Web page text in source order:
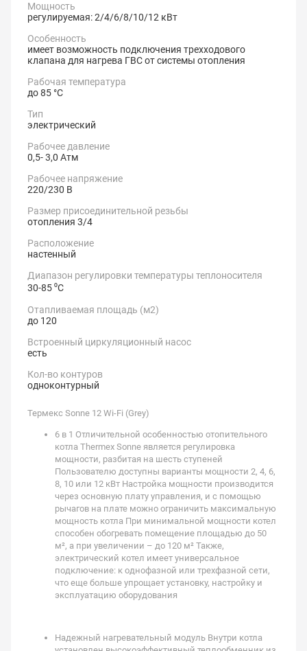
Мощность
регулируемая: 2/4/6/8/10/12 кВт
Особенность
имеет возможность подключения трехходового
клапана для нагрева ГВС от системы отопления
Рабочая температура
до 85 °С
Тип
электрический
Рабочее давление
0,5- 3,0 Атм
Рабочее напряжение
220/230 В
Размер присоединительной резьбы
отопления 3/4
Расположение
настенный
Диапазон регулировки температуры теплоносителя
30-85 ⁰C
Отапливаемая площадь (м2)
до 120
Встроенный циркуляционный насос
есть
Кол-во контуров
одноконтурный
Термекс Sonne 12 Wi-Fi (Grey)
6 в 1 Отличительной особенностью отопительного
котла Thermex Sonne является регулировка
мощности, разбитая на шесть ступеней
Пользователю доступны варианты мощности 2, 4, 6,
8, 10 или 12 кВт Настройка мощности производится
через основную плату управления, и с помощью
рычагов на плате можно ограничить максимальную
мощность котла При минимальной мощности котел
способен обогревать помещение площадью до 50
м², а при увеличении – до 120 м² Также,
электрический котел имеет универсальное
подключение: к однофазной или трехфазной сети,
что еще больше упрощает установку, настройку и
эксплуатацию оборудования
Надежный нагревательный модуль Внутри котла